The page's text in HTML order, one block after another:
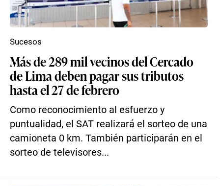
Más de 289 mil vecinos del Cercado
de Lima deben pagar sus tributos
hasta el 27 de febrero
Como reconocimiento al esfuerzo y
puntualidad, el SAT realizará el sorteo de una
camioneta 0 km. También participarán en el
sorteo de televisores...
Sucesos